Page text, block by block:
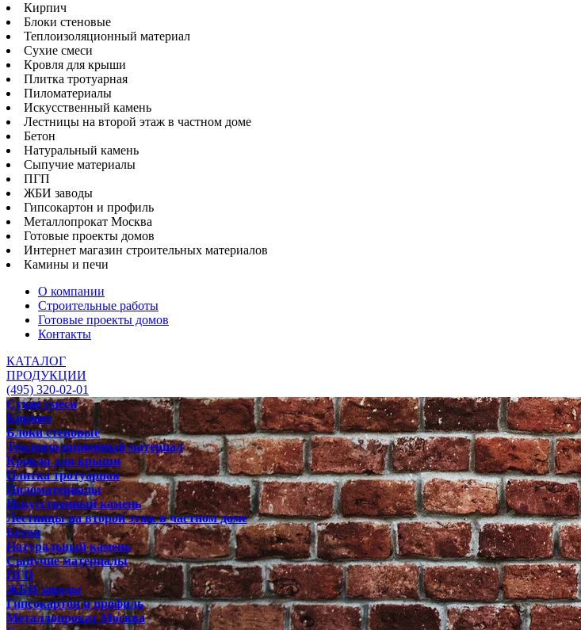
Кирпич
Блоки стеновые
Теплоизоляционный материал
Сухие смеси
Кровля для крыши
Плитка тротуарная
Пиломатериалы
Искусственный камень
Лестницы на второй этаж в частном доме
Бетон
Натуральный камень
Сыпучие материалы
ПГП
ЖБИ заводы
Гипсокартон и профиль
Металлопрокат Москва
Готовые проекты домов
Интернет магазин строительных материалов
Камины и печи
О компании
Строительные работы
Готовые проекты домов
Контакты
КАТАЛОГ
ПРОДУКЦИИ
(495) 320-02-01
Сухие смеси
Кирпич
Блоки стеновые
Теплоизоляционный материал
Кровля для крыши
Плитка тротуарная
Пиломатериалы
Искусственный камень
Лестницы на второй этаж в частном доме
Бетон
Натуральный камень
Сыпучие материалы
ПГП
ЖБИ заводы
Гипсокартон и профиль
Металлопрокат Москва